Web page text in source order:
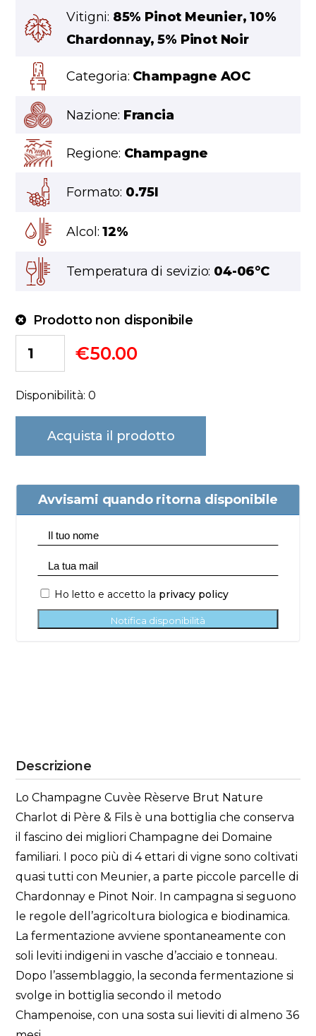
Vitigni: 85% Pinot Meunier, 10%
Chardonnay, 5% Pinot Noir
Categoria: Champagne AOC
Nazione: Francia
Regione: Champagne
Formato: 0.75l
Alcol:12%
Temperatura di sevizio: 04-06°C
Prodotto non disponibile
€50.00
Disponibilità: 0
Acquista il prodotto
Avvisami quando ritorna disponibile
Ho letto e accetto la privacy policy
Notifica disponibilità
Descrizione
Lo Champagne Cuvèe Rèserve Brut Nature
Charlot di Père & Fils è una bottiglia che conserva
il fascino dei migliori Champagne dei Domaine
familiari. I poco più di 4 ettari di vigne sono coltivati
quasi tutti con Meunier, a parte piccole parcelle di
Chardonnay e Pinot Noir. In campagna si seguono
le regole dell’agricoltura biologica e biodinamica.
La fermentazione avviene spontaneamente con
soli leviti indigeni in vasche d’acciaio e tonneau.
Dopo l’assemblaggio, la seconda fermentazione si
svolge in bottiglia secondo il metodo
Champenoise, con una sosta sui lieviti di almeno 36